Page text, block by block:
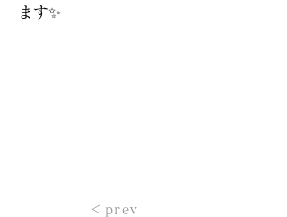
ます✨
＜prev